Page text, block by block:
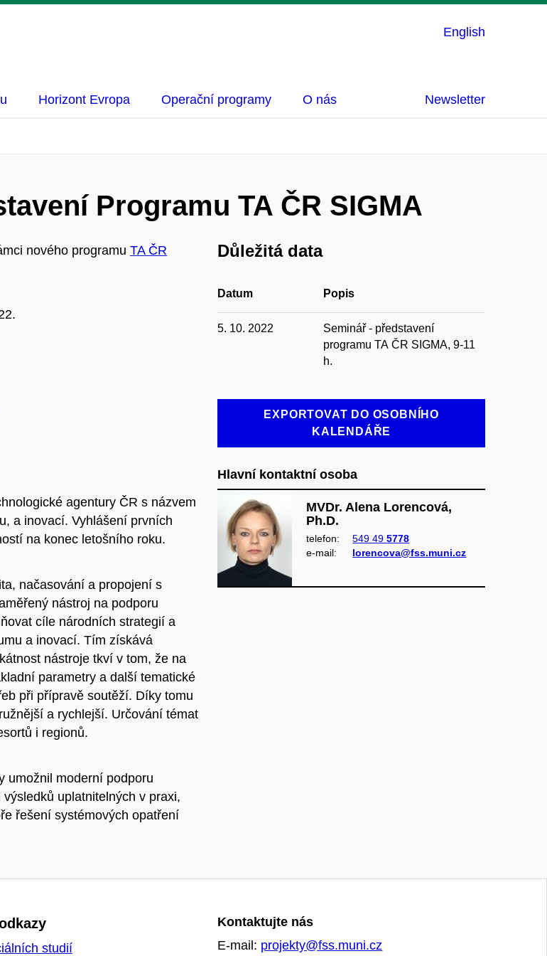
English
Horizont Evropa Operační programy O nás Newsletter
Programu TA ČR SIGMA
nového programu TA ČR
agentury ČR s názvem
a inovací. Vyhlášení prvních
na konec letošního roku.
načasování a propojení s
nástroj na podporu
cíle národních strategií a
a inovací. Tím získává
nástroje tkví v tom, že na
parametry a další tematické
při přípravě soutěží. Díky tomu
a rychlejší. Určování témat
i regionů.
umožnil moderní podporu
uplatnitelných v praxi,
řešení systémových opatření
Důležitá data
Datum Popis
5. 10. 2022
Seminář - představení
programu TA ČR SIGMA, 9-11
h.
EXPORTOVAT DO OSOBNÍHO
KALENDÁŘE
Hlavní kontaktní osoba
MVDr. Alena Lorencová,
Ph.D.
telefon: 549 495778
e‑mail:
lorencova@fss.muni.cz
studií
Kontaktujte nás
E-mail: projekty@fss.muni.cz